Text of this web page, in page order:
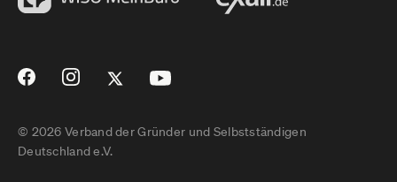
© 2026 Verband der Gründer und Selbstständigen
Deutschland e.V.